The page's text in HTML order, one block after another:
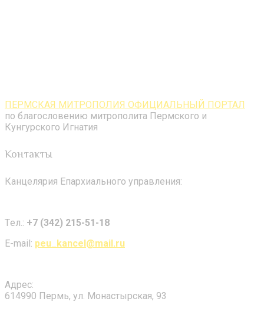
ПЕРМСКАЯ МИТРОПОЛИЯ ОФИЦИАЛЬНЫЙ ПОРТАЛ
по благословению митрополита Пермского и
Кунгурского Игнатия
Контакты
Канцелярия Епархиального управления:
Tел.: +7 (342) 215-51-18
E-mail: peu_kancel@mail.ru
Адрес:
614990 Пермь, ул. Монастырская, 93